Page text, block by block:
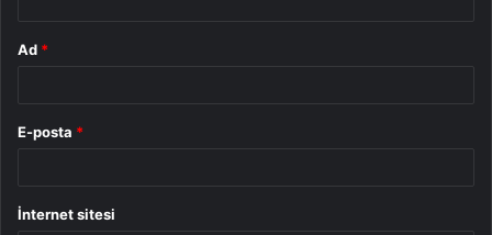
Ad *
E-posta *
İnternet sitesi